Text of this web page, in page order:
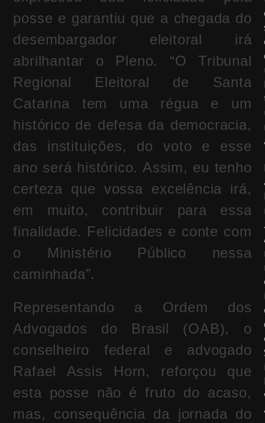
posse e garantiu que a chegada do
desembargador eleitoral irá
abrilhantar o Pleno. “O Tribunal
Regional Eleitoral de Santa
Catarina tem uma régua e um
histórico de defesa da democracia,
das instituições, do voto e esse
ano será histórico. Assim, eu tenho
certeza que vossa excelência irá,
em muito, contribuir para essa
finalidade. Felicidades e conte com
o Ministério Público nessa
caminhada”.
Representando a Ordem dos
Advogados do Brasil (OAB), o
conselheiro federal e advogado
Rafael Assis Horn, reforçou que
esta posse não é fruto do acaso,
mas, consequência da jornada do